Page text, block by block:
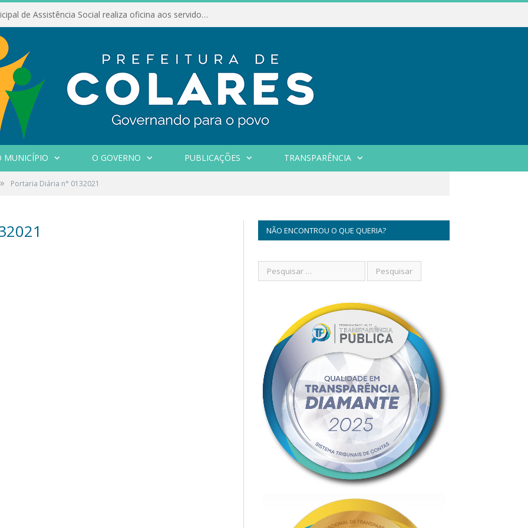
Conselho Municipal de Assistência Social realiza oficina aos servidores
MUNICÍPIO O GOVERNO PUBLICAÇÕES TRANSPARÊNCIA
» Portaria Diária n° 0132021
NÃO ENCONTROU O QUE QUERIA?